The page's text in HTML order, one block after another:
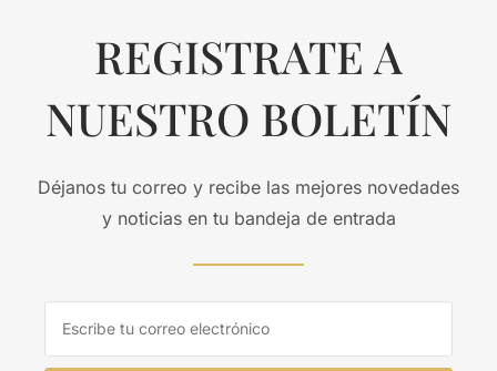
REGISTRATE A
NUESTRO BOLETÍN
Déjanos tu correo y recibe las mejores novedades
y noticias en tu bandeja de entrada